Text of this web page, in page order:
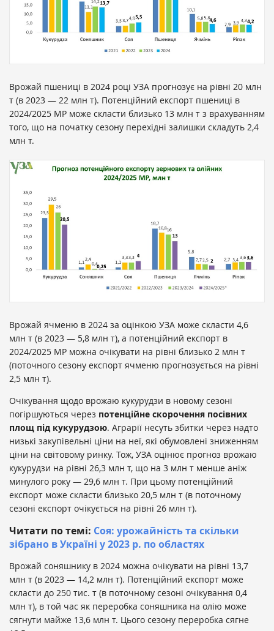
Врожай пшениці в 2024 році УЗА прогнозує на рівні 20 млн
т (в 2023 — 22 млн т). Потенційний експорт пшениці в
2024/2025 МР може скласти близько 13 млн т з врахуванням
того, що на початку сезону перехідні залишки складуть 2,4
млн т.
Врожай ячменю в 2024 за оцінкою УЗА може скласти 4,6
млн т (в 2023 — 5,8 млн т), а потенційний експорт в
2024/2025 МР можна очікувати на рівні близько 2 млн т
(поточного сезону експорт ячменю прогнозується на рівні
2,5 млн т).
Очікування щодо врожаю кукурудзи в новому сезоні
погіршуються через потенційне скорочення посівних
площ під кукурудзою. Аграрії несуть збитки через надто
низькі закупівельні ціни на неї, які обумовлені зниженням
ціни на світовому ринку. Тож, УЗА оцінює прогноз врожаю
кукурудзи на рівні 26,3 млн т, що на 3 млн т менше аніж
минулого року — 29,6 млн т. При цьому потенційний
експорт може скласти близько 20,5 млн т (в поточному
сезоні експорт очікується на рівні 26 млн т).
Читати по темі: Соя: урожайність та скільки
зібрано в Україні у 2023 р. по областях
Врожай соняшнику в 2024 можна очікувати на рівні 13,7
млн т (в 2023 — 14,2 млн т). Потенційний експорт може
скласти до 250 тис. т (в поточному сезоні очікування 0,4
млн т), в той час як переробка соняшника на олію може
сягнути майже 13,6 млн т. Цього сезону переробка сягне